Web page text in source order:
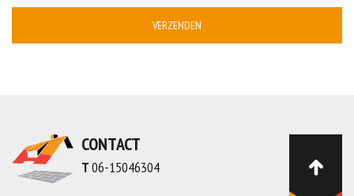
VERZENDEN
CONTACT
T06-15046304